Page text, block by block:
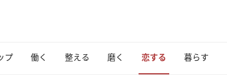
プ 働く 整える 磨く 恋する 暮らす